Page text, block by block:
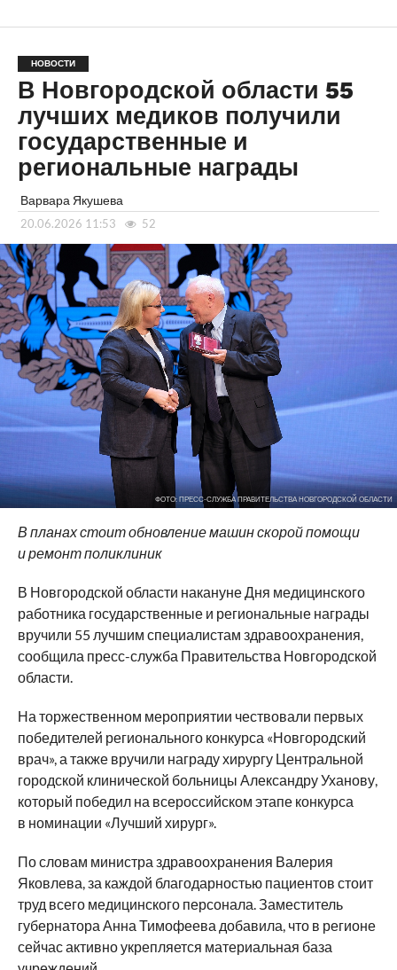
НОВОСТИ
В Новгородской области 55
лучших медиков получили
государственные и
региональные награды
Варвара Якушева
20.06.2026 11:53 52
ФОТО: ПРЕСС-СЛУЖБА ПРАВИТЕЛЬСТВА НОВГОРОДСКОЙ ОБЛАСТИ
В планах стоит обновление машин скорой помощи
и ремонт поликлиник
В Новгородской области накануне Дня медицинского
работника государственные и региональные награды
вручили 55 лучшим специалистам здравоохранения,
сообщила пресс-служба Правительства Новгородской
области.
На торжественном мероприятии чествовали первых
победителей регионального конкурса «Новгородский
врач», а также вручили награду хирургу Центральной
городской клинической больницы Александру Уханову,
который победил на всероссийском этапе конкурса
в номинации «Лучший хирург».
По словам министра здравоохранения Валерия
Яковлева, за каждой благодарностью пациентов стоит
труд всего медицинского персонала. Заместитель
губернатора Анна Тимофеева добавила, что в регионе
сейчас активно укрепляется материальная база